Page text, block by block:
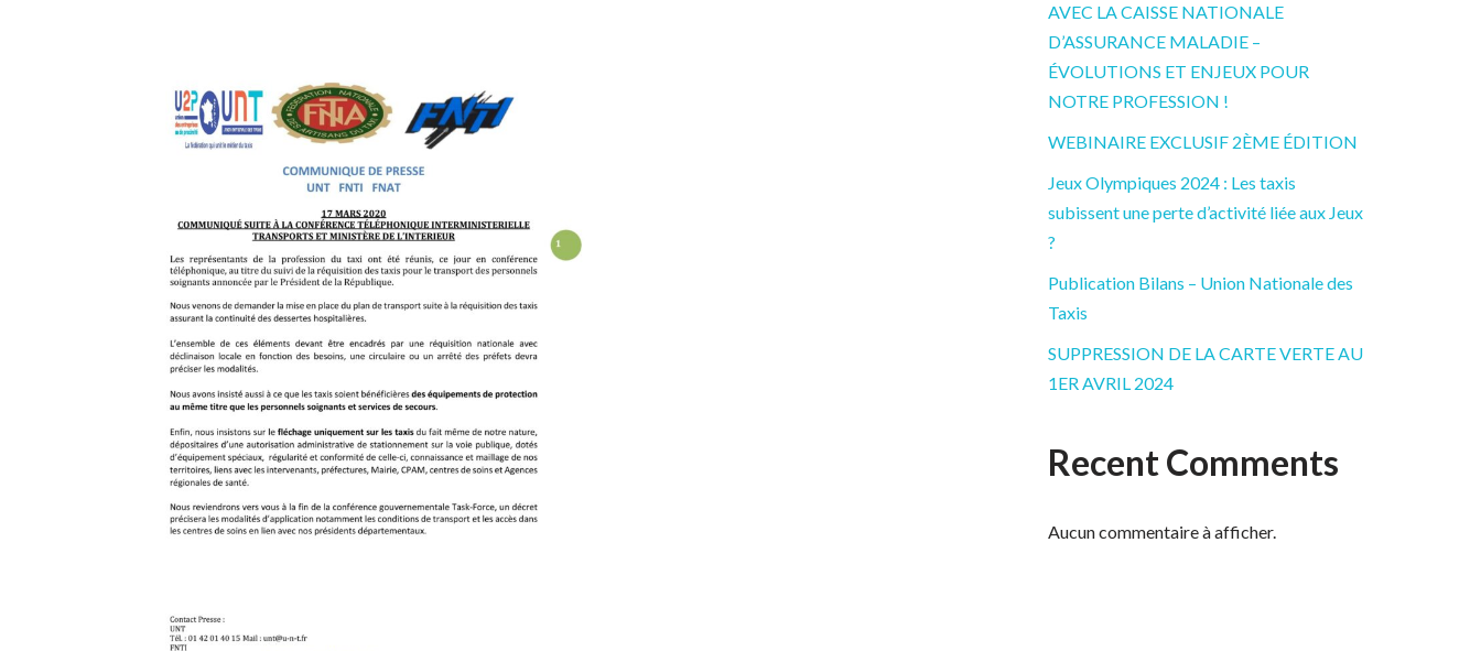
AVEC LA CAISSE NATIONALE
D’ASSURANCE MALADIE –
ÉVOLUTIONS ET ENJEUX POUR
NOTRE PROFESSION !
WEBINAIRE EXCLUSIF 2ÈME ÉDITION
Jeux Olympiques 2024 : Les taxis
subissent une perte d’activité liée aux Jeux
?
Publication Bilans – Union Nationale des
Taxis
SUPPRESSION DE LA CARTE VERTE AU
1ER AVRIL 2024
Recent Comments
Aucun commentaire à afficher.